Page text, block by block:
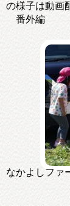
の様子は動画
番外編
なかよしファ